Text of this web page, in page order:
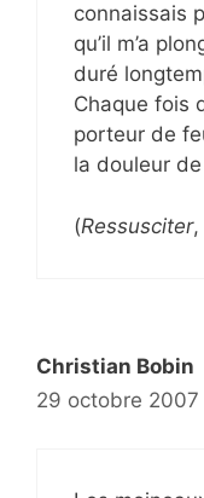
connaissais
qu’il m’a
duré
Chaque fois
porteur de
la douleur
(Ressusciter,
Christian Bobin
29 octobre 2007